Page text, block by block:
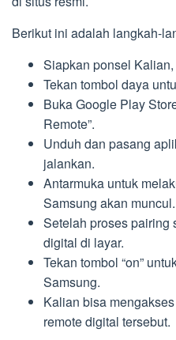
Berikut ini adalah langkah-
Siapkan ponsel
Tekan tombol daya
Buka Google Play
Remote”.
Unduh dan pasang
jalankan.
Antarmuka untuk
Samsung akan muncul.
Setelah proses pairing
digital di layar.
Tekan tombol “on”
Samsung.
Kalian bisa
remote digital tersebut.